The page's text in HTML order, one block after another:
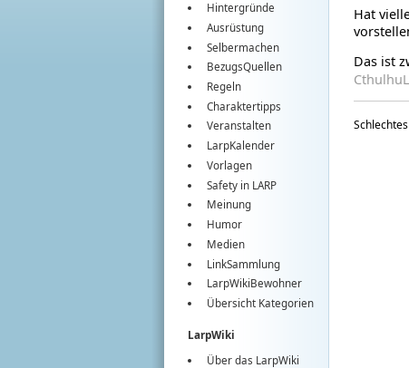
Hintergründe
Ausrüstung
Selbermachen
BezugsQuellen
Regeln
Charaktertipps
Veranstalten
LarpKalender
Vorlagen
Safety in LARP
Meinung
Humor
Medien
LinkSammlung
LarpWikiBewohner
Übersicht Kategorien
LarpWiki
Über das LarpWiki
Hat
Das ist